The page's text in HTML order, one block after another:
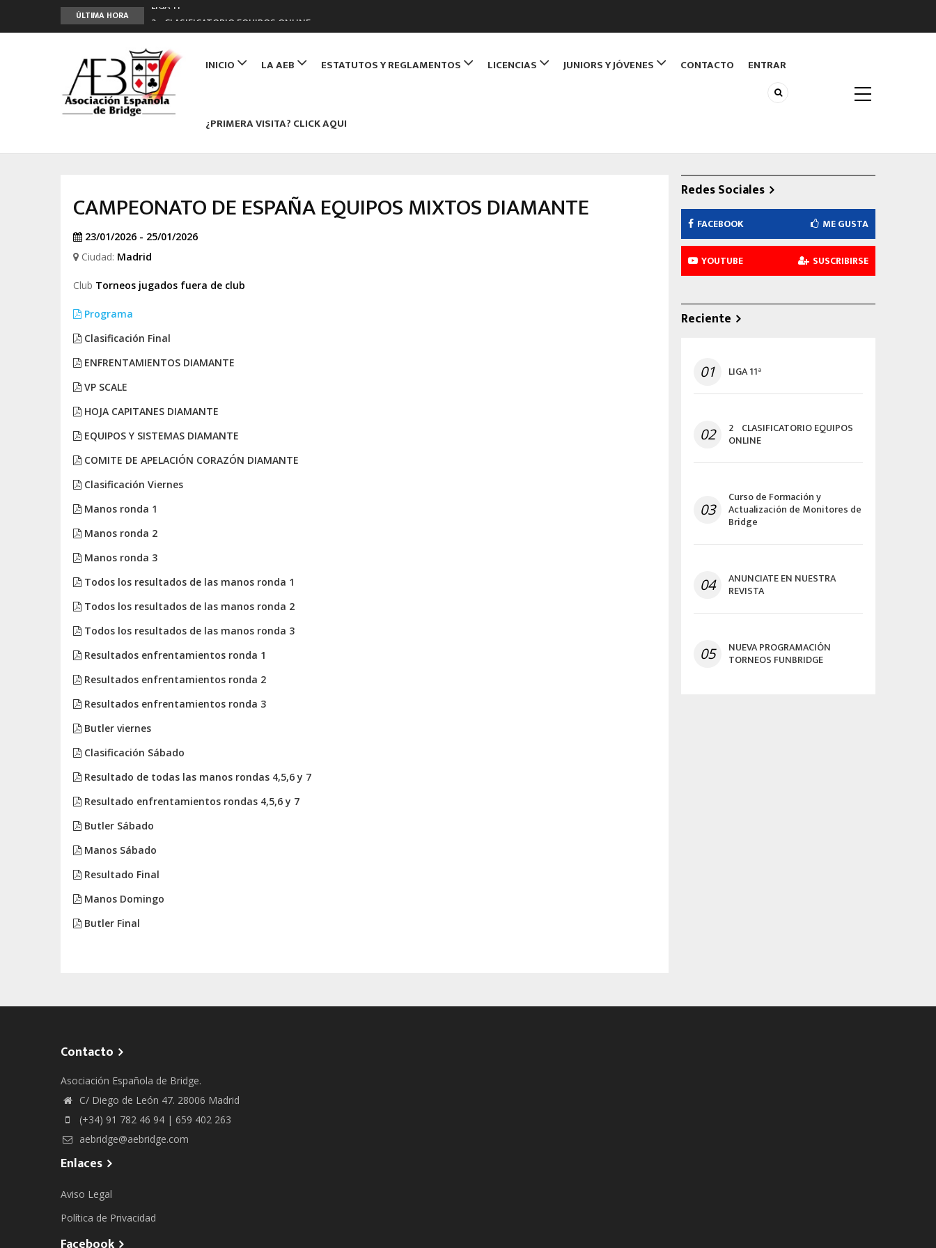
ÚLTIMA HORA
2º CLASIFICATORIO EQUIPOS ONLINE
Curso de Formación y Actualización de Monitores de Bridge
ANUNCIATE EN NUESTRA REVISTA
NUEVA PROGRAMACIÓN TORNEOS FUNBRIDGE
navigation
INICIO LA AEB ESTATUTOS Y REGLAMENTOS LICENCIAS JUNIORS Y JÓVENES CONTACTO ENTRAR
¿PRIMERA VISITA? CLICK AQUI
CAMPEONATO DE ESPAÑA EQUIPOS MIXTOS DIAMANTE
23/01/2026 - 25/01/2026
Ciudad: Madrid
Club Torneos jugados fuera de club
Programa
Clasificación Final
ENFRENTAMIENTOS DIAMANTE
VP SCALE
HOJA CAPITANES DIAMANTE
EQUIPOS Y SISTEMAS DIAMANTE
COMITE DE APELACIÓN CORAZÓN DIAMANTE
Clasificación Viernes
Manos ronda 1
Manos ronda 2
Manos ronda 3
Todos los resultados de las manos ronda 1
Todos los resultados de las manos ronda 2
Todos los resultados de las manos ronda 3
Resultados enfrentamientos ronda 1
Resultados enfrentamientos ronda 2
Resultados enfrentamientos ronda 3
Butler viernes
Clasificación Sábado
Resultado de todas las manos rondas 4,5,6 y 7
Resultado enfrentamientos rondas 4,5,6 y 7
Butler Sábado
Manos Sábado
Resultado Final
Manos Domingo
Butler Final
Redes Sociales
FACEBOOK ME GUSTA
YOUTUBE SUSCRIBIRSE
Reciente
01 LIGA 11ª
02 2º CLASIFICATORIO EQUIPOS
ONLINE
03
Curso de Formación y
Actualización de Monitores de
Bridge
04 ANUNCIATE EN NUESTRA
REVISTA
05 NUEVA PROGRAMACIÓN
TORNEOS FUNBRIDGE
Contacto
Asociación Española de Bridge.
C/ Diego de León 47. 28006 Madrid
(+34) 91 782 46 94 | 659 402 263
aebridge@aebridge.com
Enlaces
Aviso Legal
Política de Privacidad